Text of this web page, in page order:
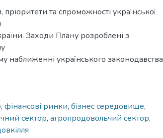
та спроможності української
Заходи Плану розроблені з
наближенні українського законодавства
, фінансові ринки, бізнес середовище,
сектор, агропродовольчий сектор,